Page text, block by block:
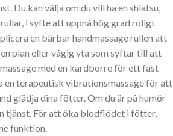
Du kan välja om du vill ha en shiatsu,
i syfte att uppnå hög grad roligt
en bärbar handmassage rullen att
en plan eller vågig yta som syftar till att
med en kardborre för ett fast
en terapeutisk vibrationsmassage för att
glädja dina fötter. Om du är på humör
tjänst. För att öka blodflödet i fötter,
funktion.